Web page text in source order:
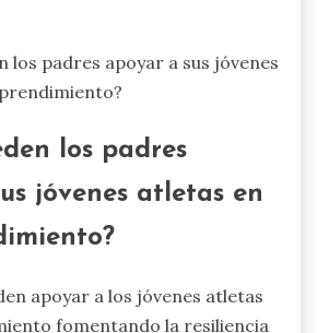
los padres
jóvenes atletas en
apoyar a los jóvenes atletas
fomentando la resiliencia